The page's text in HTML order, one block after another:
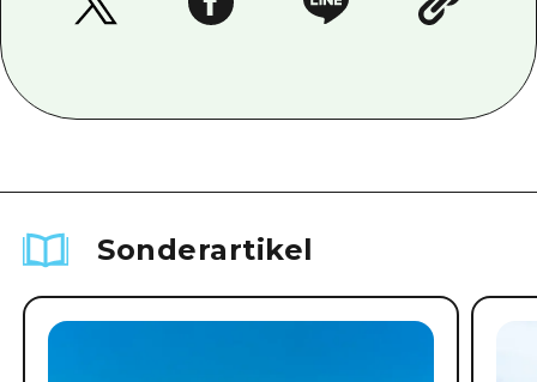
Sonderartikel